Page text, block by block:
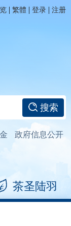
| 繁體 | 登录 | 注册
搜索
政府信息公开
茶圣陆羽